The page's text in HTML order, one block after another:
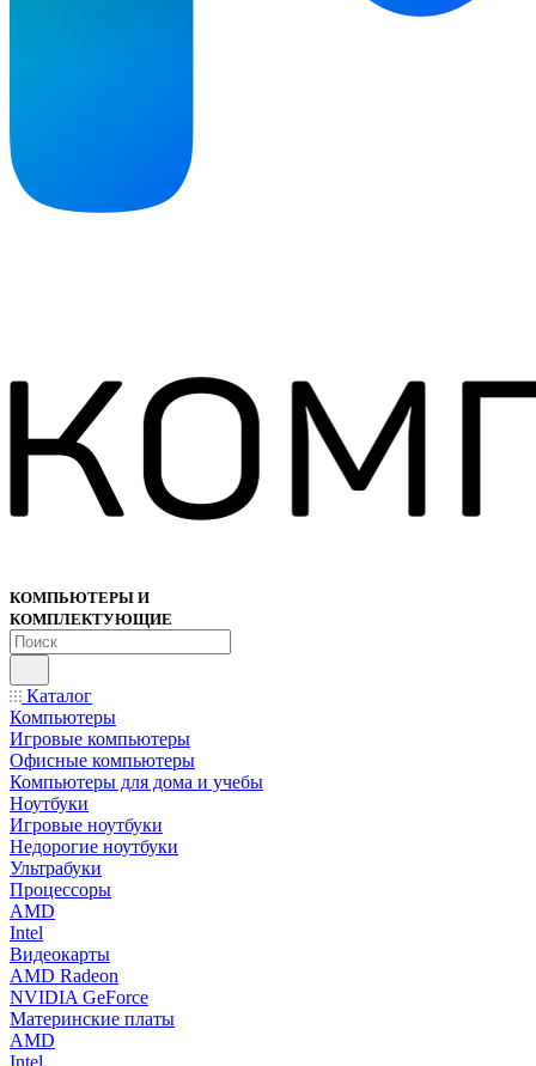
КОМПЬЮТЕРЫ И
КОМПЛЕКТУЮЩИЕ
Каталог
Компьютеры
Игровые компьютеры
Офисные компьютеры
Компьютеры для дома и учебы
Ноутбуки
Игровые ноутбуки
Недорогие ноутбуки
Ультрабуки
Процессоры
AMD
Intel
Видеокарты
AMD Radeon
NVIDIA GeForce
Материнские платы
AMD
Intel